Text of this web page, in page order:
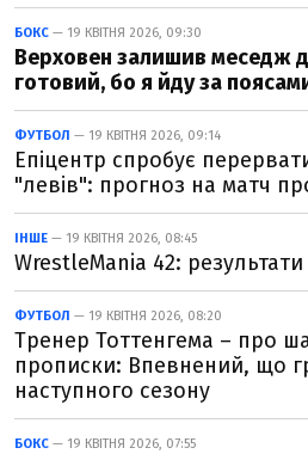
БОКС — 19 КВІТНЯ 2026, 09:30
Верховен залишив меседж
готовий, бо я йду за
ФУТБОЛ — 19 КВІТНЯ 2026, 09:14
Епіцентр спробує
"левів": прогноз на матч
ІНШЕ — 19 КВІТНЯ 2026, 08:45
WrestleMania 42:
ФУТБОЛ — 19 КВІТНЯ 2026, 08:20
Тренер Тоттенгема – про
прописки: Впевнений, що
наступного сезону
БОКС — 19 КВІТНЯ 2026, 07:55